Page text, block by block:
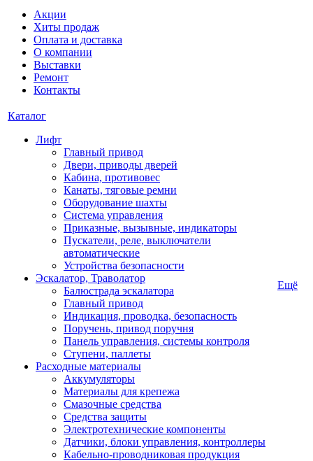
Акции
Хиты продаж
Оплата и доставка
О компании
Выставки
Ремонт
Контакты
Каталог
Лифт
Главный привод
Двери, приводы дверей
Кабина, противовес
Канаты, тяговые ремни
Оборудование шахты
Система управления
Приказные, вызывные, индикаторы
Пускатели, реле, выключатели
автоматические
Устройства безопасности
Эскалатор, Траволатор
Балюстрада эскалатора
Главный привод
Индикация, проводка, безопасность
Поручень, привод поручня
Панель управления, системы контроля
Ступени, паллеты
Расходные материалы
Аккумуляторы
Материалы для крепежа
Смазочные средства
Средства защиты
Электротехнические компоненты
Датчики, блоки управления, контроллеры
Кабельно-проводниковая продукция
Ещё